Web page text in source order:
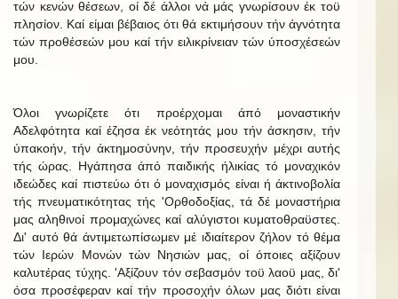
τών κενών θέσεων, οί δέ άλλοι νά μάς γνωρίσουν έκ τοϋ
πλησίον. Καί είμαι βέβαιος ότι θά εκτιμήσουν τήν άγνότητα
τών προθέσεών μου καί τήν ειλικρίνειαν τών ύποσχέσεών
μου.
Όλοι γνωρίζετε ότι προέρχομαι άπό μοναστικήν
Αδελφότητα καί έζησα έκ νεότητάς μου τήν άσκησιν, τήν
ύπακοήν, τήν άκτημοσύνην, τήν προσευχήν μέχρι αυτής
τής ώρας. Ηγάπησα άπό παιδικής ήλικίας τό μοναχικόν
ιδεώδες καί πιστεύω ότι ό μοναχισμός είναι ή άκτινοβολία
τής πνευματικότητας τής 'Ορθοδοξίας, τά δέ μοναστήρια
μας αληθινοί προμαχώνες καί αλύγιστοι κυματοθραϋστες.
Δι' αυτό θά άντιμετωπίσωμεν μέ ιδιαίτερον ζήλον τό θέμα
τών Ιερών Μονών τών Νησιών μας, οί όποιες αξίζουν
καλυτέρας τύχης. 'Αξίζουν τόν σεβασμόν τοϋ λαοϋ μας, δι'
όσα προσέφεραν καί τήν προσοχήν όλων μας διότι είναι